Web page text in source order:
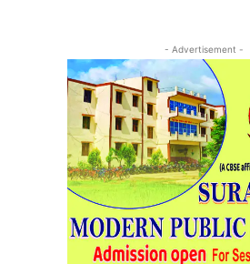
- Advertisement -